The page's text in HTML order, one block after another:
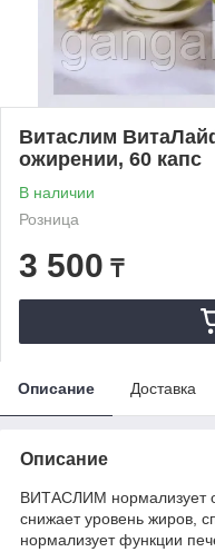
Витаслим
ожирении, 60 капс
В наличии
Розница
3 500 ₸
Описание Доставка
Описание
ВИТАСЛИМ нормализует
снижает уровень жиров,
нормализует функции